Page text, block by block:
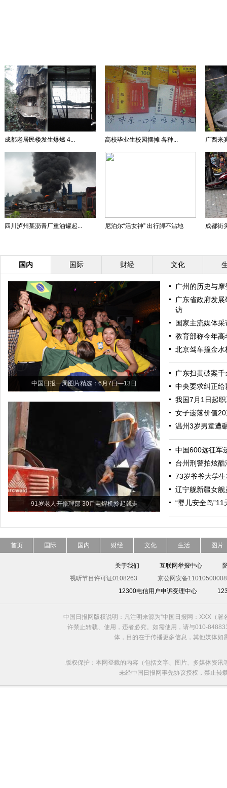
成都老居民楼发生爆燃 4... 高校毕业生校园摆摊 各种... 广西来
四川泸州某沥青厂重油罐起... 尼泊尔“活女神” 出行脚不沾地 成都街
国内 国际 财经 文化
中国日报一周图片精选：6月7日—13日
91岁老人开修理部 30斤电焊机拎起就走
广州的历史与
广东省政府发
访
国家主流媒体
教育部称今年
北京驾车撞金
广东扫黄破案
中央要求纠正
我国7月1日起
女子遗落价值
温州3岁男童遭
中国600远征军
台州刑警拍炫
73岁爷爷大学
辽宁舰新疆女
“婴儿安全岛
首页 国际 国内 财经 文化 生活 图片
关于我们 互联网举报中心
视听节目许可证0108263
京公网安备
12300电信用户申诉受理中心
中国日报网版权说明：凡注明来源为“中国日报网：XXX（
许禁止转载、使用，违者必究。如需使用，请与010-
体，目的在于传播更多信息，其他媒体
版权保护：本网登载的内容（包括文字、图片、多媒体资
未经中国日报网事先协议授权，禁止转